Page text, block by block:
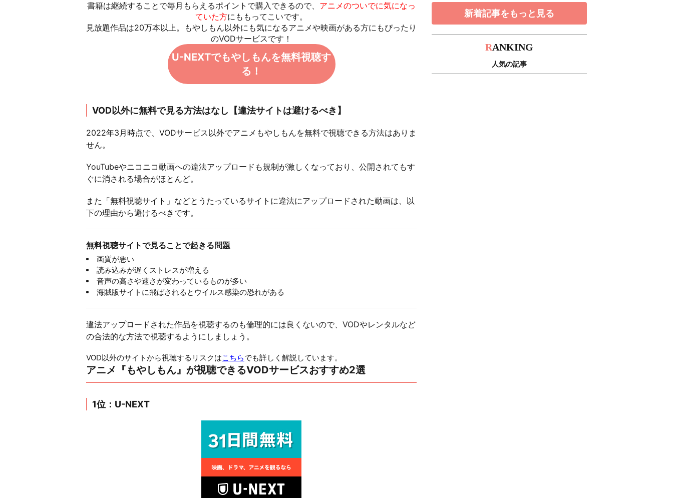
書籍は継続することで毎月もらえるポイントで購入できるので、 アニメのついでに気になっ
ていた方にももってこいです。
見放題作品は20万本以上。
もやしもん以外にも気になるアニメや映画がある方にもぴったり
のVODサービスです！
U-NEXTでもやしもんを無料視聴す
る！
VOD以外に無料で見る方法はなし【違法サイトは避けるべき】
2022年3月時点で、VODサービス以外でアニメもやしもんを無料で視聴できる方法はありま
せん。
YouTubeやニコニコ動画への違法アップロードも規制が激しくなっており、公開されてもす
ぐに消される場合がほとんど。
また「無料視聴サイト」などとうたっているサイトに違法にアップロードされた動画は、以
下の理由から避けるべきです。
無料視聴サイトで見ることで起きる問題
画質が悪い
読み込みが遅くストレスが増える
音声の高さや速さが変わっているものが多い
海賊版サイトに飛ばされるとウイルス感染の恐れがある
違法アップロードされた作品を視聴するのも倫理的には良くないので、VODやレンタルなど
の合法的な方法で視聴するようにしましょう。
VOD以外のサイトから視聴するリスクはこちらでも詳しく解説しています。
アニメ『もやしもん』が視聴できるVODサービスおすすめ2選
1位：U-NEXT
新着記事をもっと見る
RANKING
人気の記事